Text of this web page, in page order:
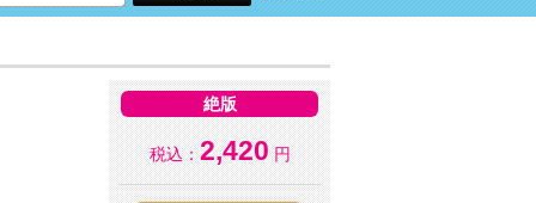
絶版
税込： 2,420 円